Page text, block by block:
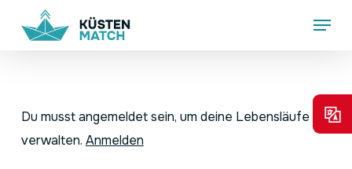
Menu
Du musst angemeldet sein, um deine Lebensläufe zu
verwalten. Anmelden